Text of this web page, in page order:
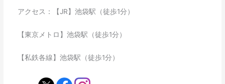
アクセス：【JR】池袋駅（徒歩1分）
【東京メトロ】池袋駅（徒歩1分）
【私鉄各線】池袋駅（徒歩1分）